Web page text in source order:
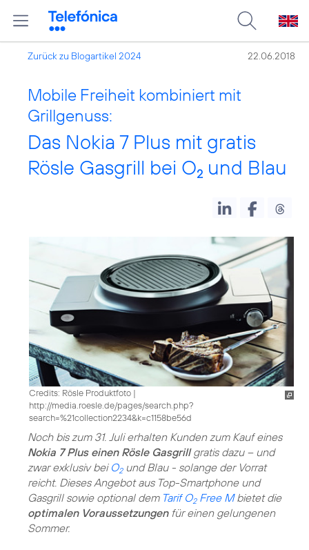
Zurück zu Blogartikel 2024 22.06.2018
Mobile Freiheit kombiniert mit
Grillgenuss:
Das Nokia 7 Plus mit gratis
Rösle Gasgrill bei O2 und Blau
Credits: Rösle Produktfoto |
http://media.roesle.de/pages/search.php?
search=%21collection2234&k=c1158be56d
Noch bis zum 31. Juli erhalten Kunden zum Kauf eines
Nokia 7 Plus einen Rösle Gasgrillgratis dazu – und
zwar exklusiv bei O2und Blau - solange der Vorrat
reicht. Dieses Angebot aus Top-Smartphone und
Gasgrill sowie optional dem Tarif O2Free Mbietet die
optimalen Voraussetzungenfür einen gelungenen
Sommer.